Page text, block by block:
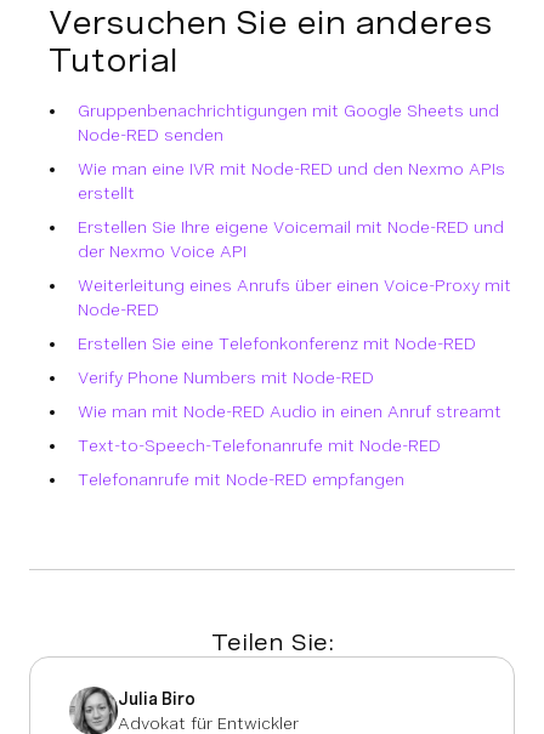
Versuchen Sie ein anderes
Tutorial
Gruppenbenachrichtigungen mit Google Sheets und
Node-RED senden
Wie man eine IVR mit Node-RED und den Nexmo APIs
erstellt
Erstellen Sie Ihre eigene Voicemail mit Node-RED und
der Nexmo Voice API
Weiterleitung eines Anrufs über einen Voice-Proxy mit
Node-RED
Erstellen Sie eine Telefonkonferenz mit Node-RED
Verify Phone Numbers mit Node-RED
Wie man mit Node-RED Audio in einen Anruf streamt
Text-to-Speech-Telefonanrufe mit Node-RED
Telefonanrufe mit Node-RED empfangen
Teilen Sie:
Julia Biro
Advokat für Entwickler